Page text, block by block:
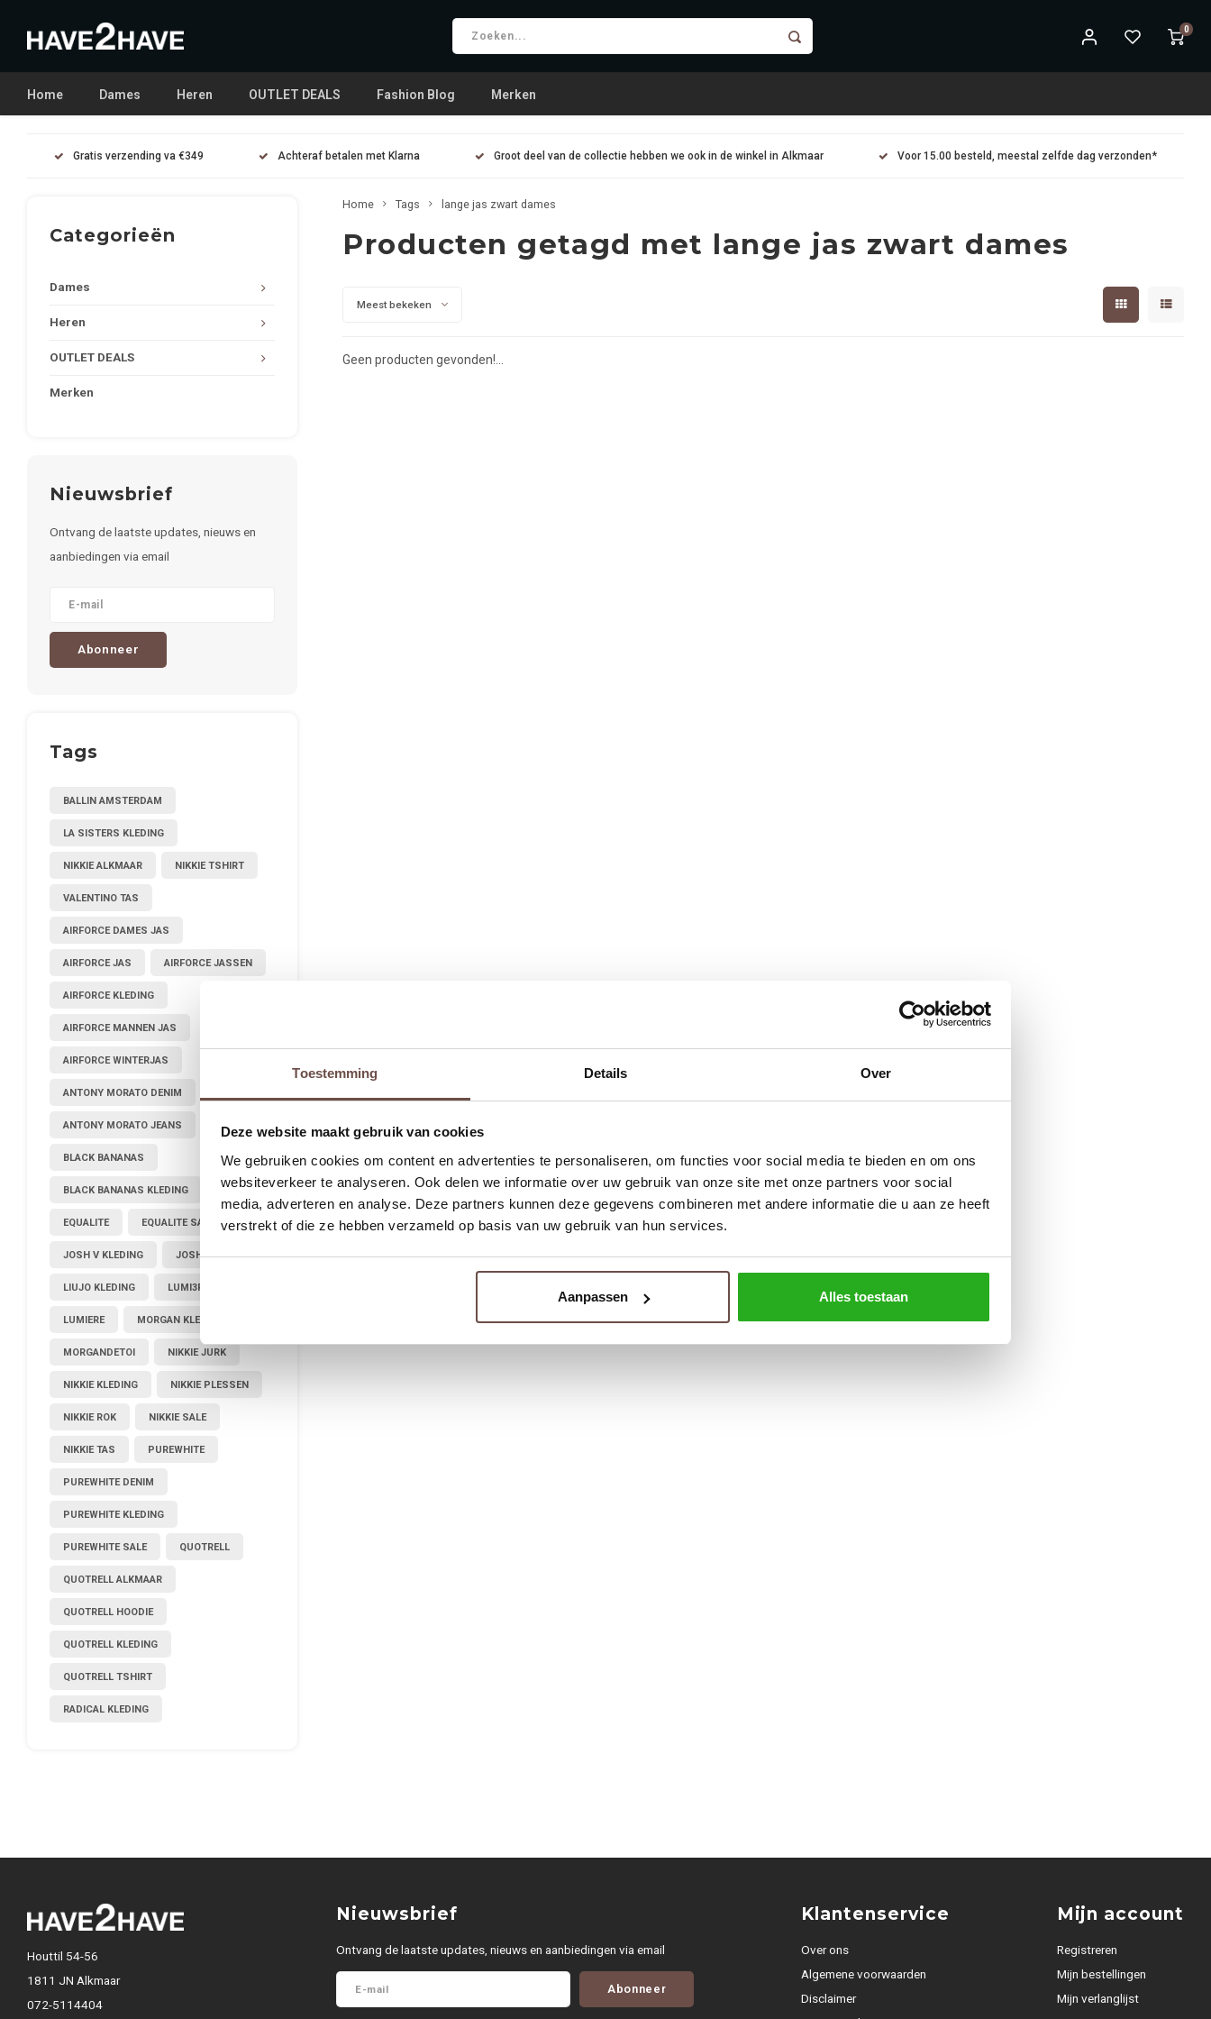
Toestemming Details Over
Deze website maakt gebruik van cookies
We gebruiken cookies om content en advertenties te personaliseren, om functies voor social media te bieden en om ons
websiteverkeer te analyseren. Ook delen we informatie over uw gebruik van onze site met onze partners voor social
media, adverteren en analyse. Deze partners kunnen deze gegevens combineren met andere informatie die u aan ze heeft
verstrekt of die ze hebben verzameld op basis van uw gebruik van hun services.
Aanpassen Alles toestaan
0
Home Dames Heren OUTLET DEALS Fashion Blog Merken
Gratis verzending va €349 Achteraf betalen met Klarna Groot deel van de collectie hebben we ook in de winkel in Alkmaar Voor 15.00 besteld, meestal zelfde dag verzonden*
Categorieën
Dames
Heren
OUTLET DEALS
Merken
Nieuwsbrief
Ontvang de laatste updates, nieuws en
aanbiedingen via email
Abonneer
Tags
BALLIN AMSTERDAM
LA SISTERS KLEDING
NIKKIE ALKMAAR NIKKIE TSHIRT
VALENTINO TAS
AIRFORCE DAMES JAS
AIRFORCE JAS AIRFORCE JASSEN
AIRFORCE KLEDING
AIRFORCE MANNEN JAS
AIRFORCE WINTERJAS
ANTONY MORATO DENIM
ANTONY MORATO JEANS
BLACK BANANAS
BLACK BANANAS KLEDING
EQUALITE EQUALITE SALE
JOSH V KLEDING JOSHV KLEDING
LIUJO KLEDING LUMI3RE
LUMIERE MORGAN KLEDING
MORGANDETOI NIKKIE JURK
NIKKIE KLEDING NIKKIE PLESSEN
NIKKIE ROK NIKKIE SALE
NIKKIE TAS PUREWHITE
PUREWHITE DENIM
PUREWHITE KLEDING
PUREWHITE SALE QUOTRELL
QUOTRELL ALKMAAR
QUOTRELL HOODIE
QUOTRELL KLEDING
QUOTRELL TSHIRT
RADICAL KLEDING
Home Tags lange jas zwart dames
Producten getagd met lange jas zwart dames
Meest bekeken
Geen producten gevonden!...
Houttil 54-56
1811 JN Alkmaar
072-5114404
Nieuwsbrief
Ontvang de laatste updates, nieuws en aanbiedingen via email
Abonneer
Klantenservice
Over ons
Algemene voorwaarden
Disclaimer
Mijn account
Registreren
Mijn bestellingen
Mijn verlanglijst